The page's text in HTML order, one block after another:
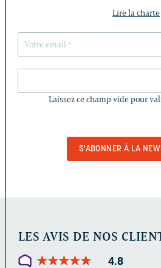
Lire la charte
CHAMP
Laissez ce champ vide pour
LES AVIS DE NOS
★★★★★
★★★★★ 4.8